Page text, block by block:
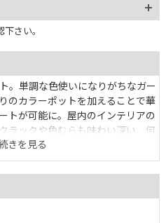
さい。
。単調な色使いになりがちなガー
のカラーポットを加えることで華
が可能に。屋内のインテリアの
ラックや色むらも味わい深い、何